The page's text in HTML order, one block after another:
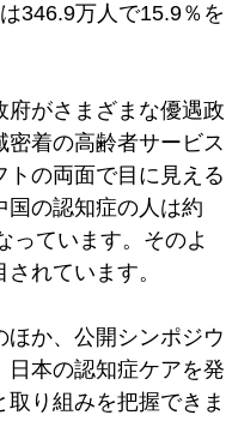
346.9万人で15.9％を
がさまざまな優遇政
着の高齢者サービス
の両面で目に見える
国の認知症の人は約
っています。そのよ
れています。
か、公開シンポジウ
日本の認知症ケアを発
り組みを把握できま